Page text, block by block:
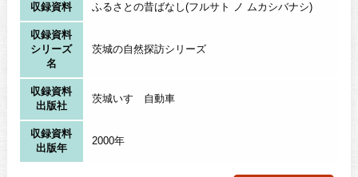
収録資料 ふるさとの昔ばなし(フルサト ノ ムカシバナシ)
収録資料
シリーズ
名
茨城の自然探訪シリーズ
収録資料
出版社
茨城いすゞ自動車
収録資料
出版年
2000年